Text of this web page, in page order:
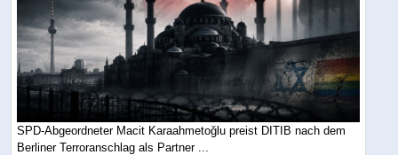
SPD-Abgeordneter Macit Karaahmetoğlu preist DITIB nach dem
Berliner Terroranschlag als Partner ...